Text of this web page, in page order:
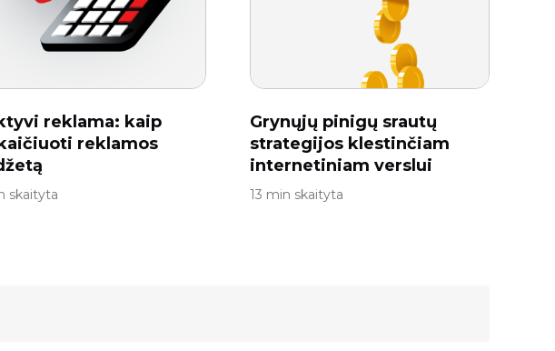
reklama: kaip
reklamos
skaityta
Grynųjų pinigų srautų
strategijos klestinčiam
internetiniam verslui
13 min skaityta